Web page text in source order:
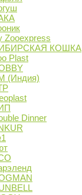
Zooexpress
КОШКА
Plast
(Индия)
Dinner